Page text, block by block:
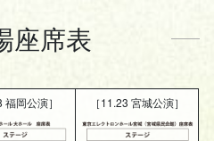
座席表
福岡公演］ ［11.23 宮城公演］